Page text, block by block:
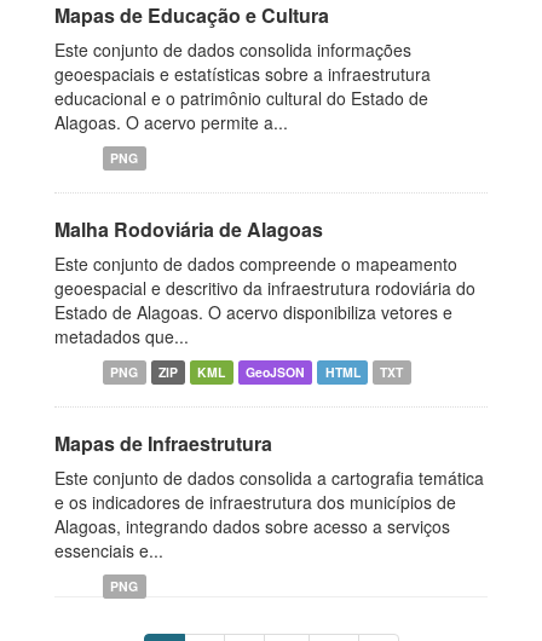
Mapas de Educação e Cultura
Este conjunto de dados consolida informações
geoespaciais e estatísticas sobre a infraestrutura
educacional e o patrimônio cultural do Estado de
Alagoas. O acervo permite a...
PNG
Malha Rodoviária de Alagoas
Este conjunto de dados compreende o mapeamento
geoespacial e descritivo da infraestrutura rodoviária do
Estado de Alagoas. O acervo disponibiliza vetores e
metadados que...
PNG ZIP KML GeoJSON HTML TXT
Mapas de Infraestrutura
Este conjunto de dados consolida a cartografia temática
e os indicadores de infraestrutura dos municípios de
Alagoas, integrando dados sobre acesso a serviços
essenciais e...
PNG